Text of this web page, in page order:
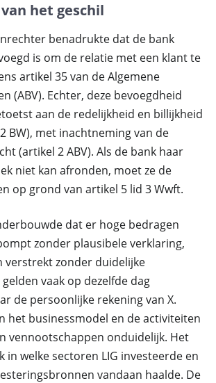
het geschil
benadrukte dat de bank
is om de relatie met een klant te
artikel 35 van de Algemene
(ABV). Echter, deze bevoegdheid
aan de redelijkheid en billijkheid
BW), met inachtneming van de
(artikel 2 ABV). Als de bank haar
niet kan afronden, moet ze de
op grond van artikel 5 lid 3 Wwft.
dat er hoge bedragen
zonder plausibele verklaring,
verstrekt zonder duidelijke
vaak op dezelfde dag
de persoonlijke rekening van X.
het businessmodel en de activiteiten
vennootschappen onduidelijk. Het
in welke sectoren LIG investeerde en
vandaan haalde. De